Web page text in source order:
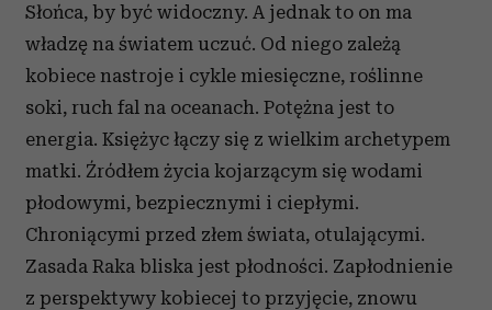
Słońca, by być widoczny. A jednak to on ma
władzę na światem uczuć. Od niego zależą
kobiece nastroje i cykle miesięczne, roślinne
soki, ruch fal na oceanach. Potężna jest to
energia. Księżyc łączy się z wielkim archetypem
matki. Źródłem życia kojarzącym się wodami
płodowymi, bezpiecznymi i ciepłymi.
Chroniącymi przed złem świata, otulającymi.
Zasada Raka bliska jest płodności. Zapłodnienie
z perspektywy kobiecej to przyjęcie, znowu